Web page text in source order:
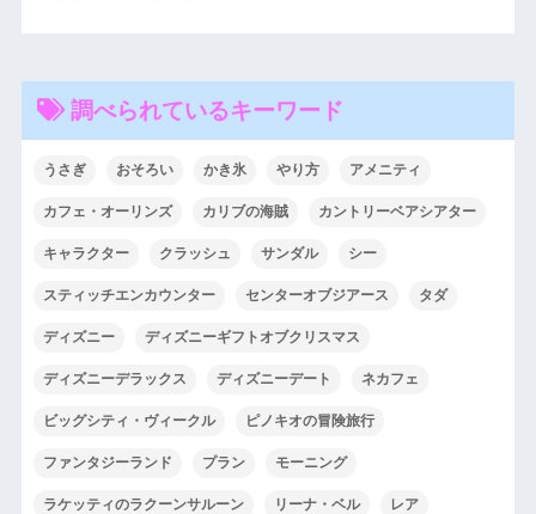
調べられているキーワード
うさぎ おそろい かき氷 やり方 アメニティ
カフェ・オーリンズ カリブの海賊 カントリーベアシアター
キャラクター クラッシュ サンダル シー
スティッチエンカウンター センターオブジアース タダ
ディズニー ディズニーギフトオブクリスマス
ディズニーデラックス ディズニーデート ネカフェ
ビッグシティ・ヴィークル ピノキオの冒険旅行
ファンタジーランド プラン モーニング
ラケッティのラクーンサルーン リーナ・ベル レア